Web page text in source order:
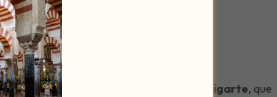
extra de misterio al tour.
No olvides abrigarte, que